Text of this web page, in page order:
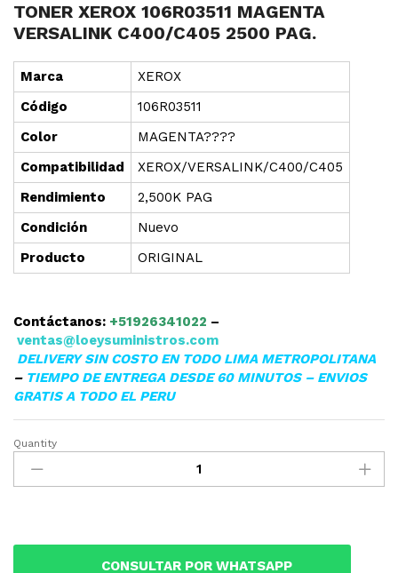
TONER XEROX 106R03511 MAGENTA
VERSALINK C400/C405 2500 PAG.
Marca
XEROX
Código
106R03511
Color
MAGENTA????
Compatibilidad
XEROX/VERSALINK/C400/C405
Rendimiento
2,500K PAG
Condición
Nuevo
Producto
ORIGINAL
Contáctanos: +51926341022 –
ventas@loeysuministros.com
DELIVERY SIN COSTO EN TODO LIMA METROPOLITANA
– TIEMPO DE ENTREGA DESDE 60 MINUTOS – ENVIOS
GRATIS A TODO EL PERU
TONER
XEROX
106R03511
Quantity
CONSULTAR POR WHATSAPP